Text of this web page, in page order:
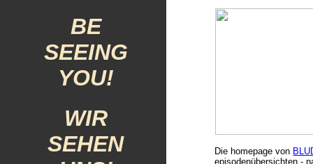
BE
SEEING
YOU!
WIR
SEHEN
Die homepage von
episodenübersichten -